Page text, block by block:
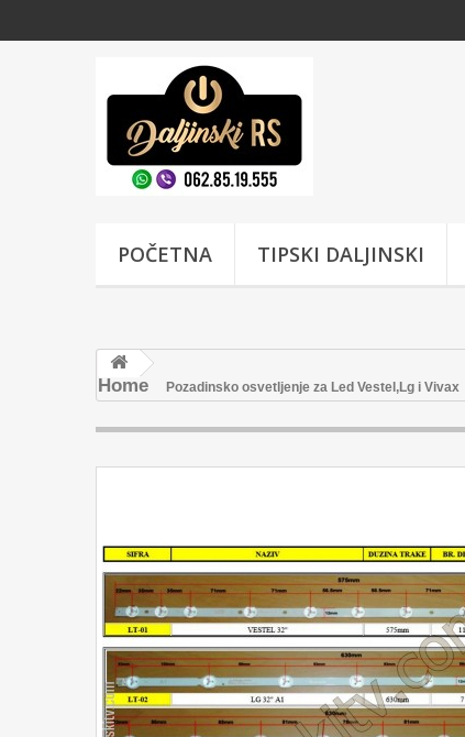
POČETNA TIPSKI DALJINSKI
Home Pozadinsko osvetljenje za Led Vestel,Lg i Vivax